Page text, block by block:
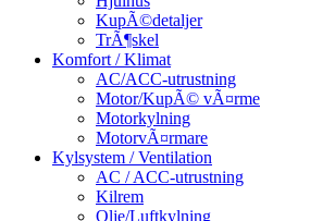
KupÃ©detaljer
TrÃ¶skel
Komfort / Klimat
AC/ACC-utrustning
Motor/KupÃ© vÃ¤rme
Motorkylning
MotorvÃ¤rmare
Kylsystem / Ventilation
AC / ACC-utrustning
Kilrem
Olje/Luftkylning